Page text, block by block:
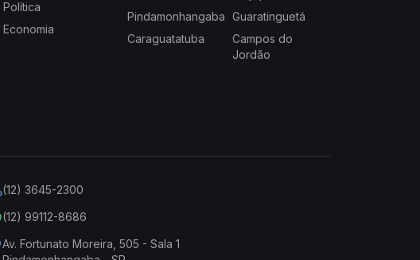
Política
Economia
Pindamonhangaba Guaratinguetá
Caraguatatuba
Campos do
Jordão
(12) 3645-2300
(12) 99112-8686
Av. Fortunato Moreira, 505 - Sala 1